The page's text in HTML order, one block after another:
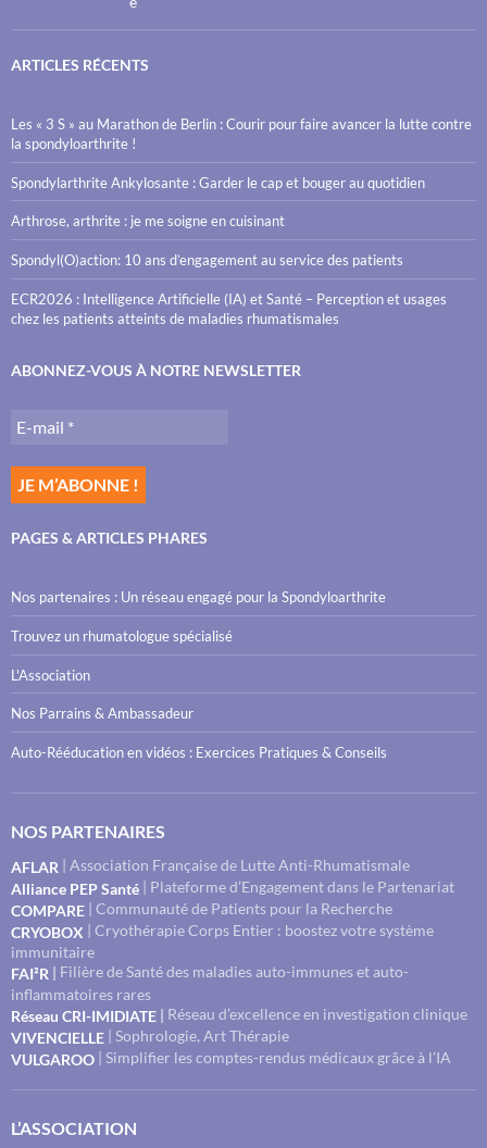
ARTICLES RÉCENTS
Les « 3 S » au Marathon de Berlin : Courir pour faire avancer la lutte contre
la spondyloarthrite !
Spondylarthrite Ankylosante : Garder le cap et bouger au quotidien
Arthrose, arthrite : je me soigne en cuisinant
Spondyl(O)action: 10 ans d’engagement au service des patients
ECR2026 : Intelligence Artificielle (IA) et Santé – Perception et usages
chez les patients atteints de maladies rhumatismales
ABONNEZ-VOUS À NOTRE NEWSLETTER
PAGES & ARTICLES PHARES
Nos partenaires : Un réseau engagé pour la Spondyloarthrite
Trouvez un rhumatologue spécialisé
L'Association
Nos Parrains & Ambassadeur
Auto-Rééducation en vidéos : Exercices Pratiques & Conseils
NOS PARTENAIRES
AFLAR | Association Française de Lutte Anti-Rhumatismale
Alliance PEP Santé | Plateforme d’Engagement dans le Partenariat
COMPARE | Communauté de Patients pour la Recherche
CRYOBOX | Cryothérapie Corps Entier : boostez votre système
immunitaire
FAI²R | Filière de Santé des maladies auto-immunes et auto-
inflammatoires rares
Réseau CRI-IMIDIATE | Réseau d’excellence en investigation clinique
VIVENCIELLE | Sophrologie, Art Thérapie
VULGAROO | Simplifier les comptes-rendus médicaux grâce à l’IA
L’ASSOCIATION